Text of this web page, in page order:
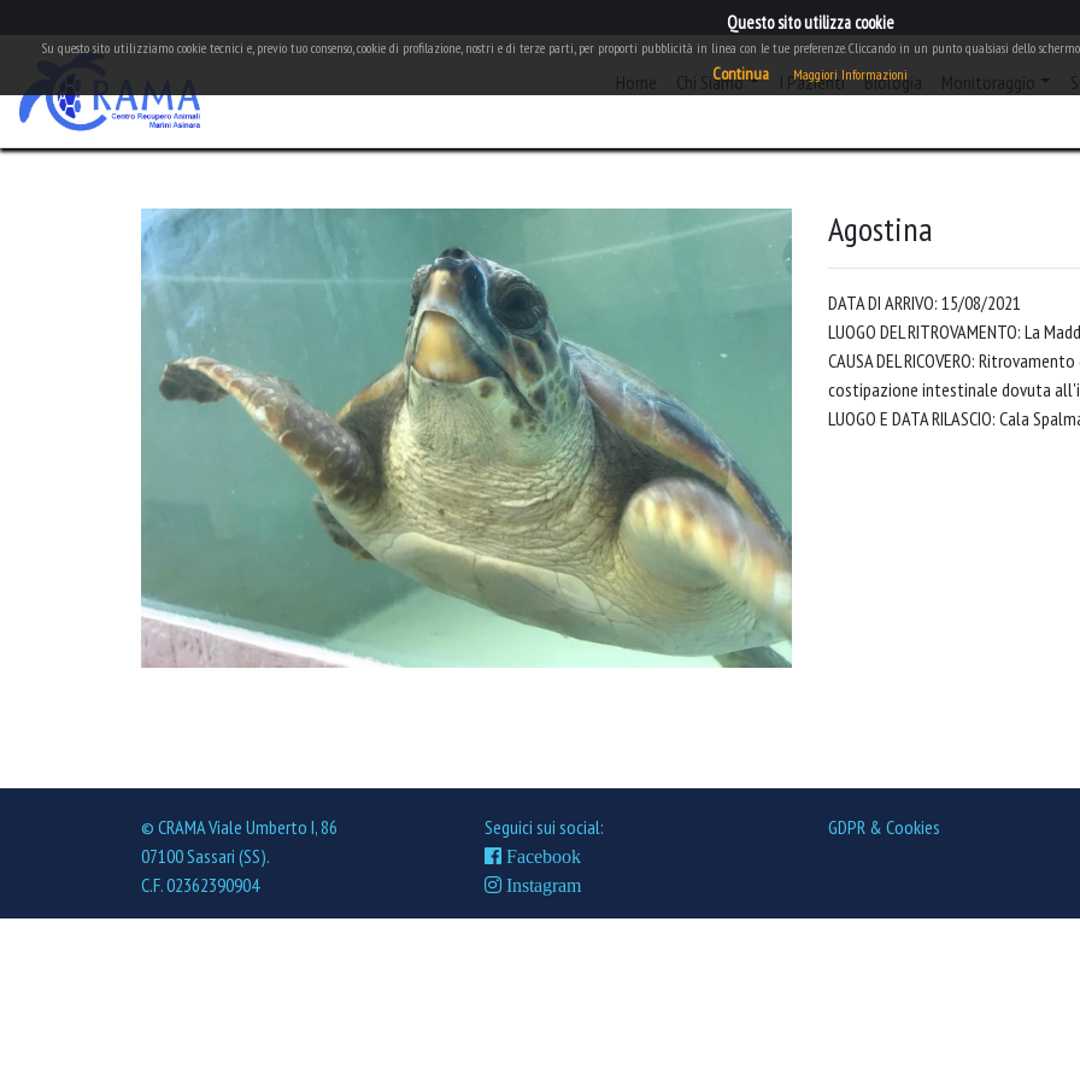
Home(current)
Chi Siamo I Pazienti Biologia Monitoraggio
Agostina
DATA DI ARRIVO: 15/08/2021
LUOGO DEL RITROVAMENTO: La
CAUSA DEL RICOVERO:
costipazione intestinale dovuta
LUOGO E DATA RILASCIO: Cala
© CRAMA Viale Umberto I, 86
07100 Sassari (SS).
C.F. 02362390904
Seguici sui social:
Facebook
Instagram
GDPR & Cookies
Questo sito utilizza cookie
Su questo sito utilizziamo cookie tecnici e, previo tuo consenso, cookie di profilazione, nostri e di terze parti, per proporti pubblicità in linea con le tue preferenze. Cliccando in un punto qualsiasi dello
Continua Maggiori Informazioni